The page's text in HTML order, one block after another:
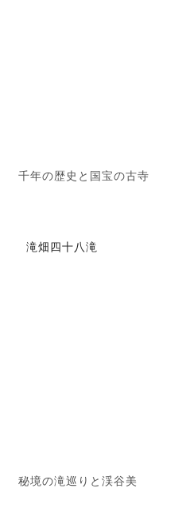
千年の歴史と国宝の古寺
滝畑四十八滝
秘境の滝巡りと渓谷美